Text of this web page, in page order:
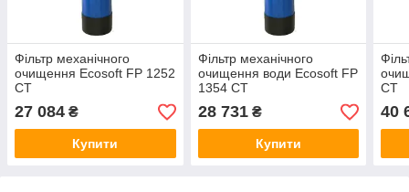
Фільтр механічного
очищення Ecosoft FP 1252
CT
27 084 ₴
Купити
Фільтр механічного
очищення води Ecosoft FP
1354 CT
28 731₴
Купити
CT
40